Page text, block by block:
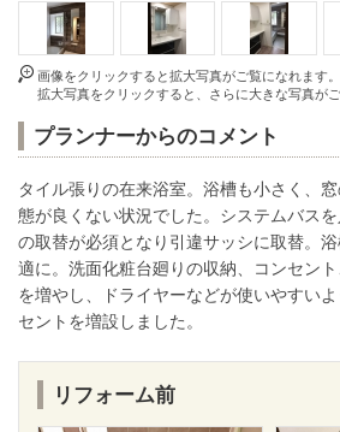
画像をクリックすると拡大写真がご覧になれます。
拡大写真をクリックすると、さらに大きな写真がご
プランナーからのコメント
タイル張りの在来浴室。浴槽も小さく、
態が良くない状況でした。システムバス
の取替が必須となり引違サッシに取替。
適に。洗面化粧台廻りの収納、コンセン
を増やし、ドライヤーなどが使いやすい
セントを増設しました。
リフォーム前